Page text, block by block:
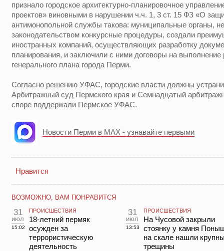
признало городское архитектурно-планировочное
проектов» виновными в нарушении ч.ч. 1, 3 ст. 15 ФЗ «О
антимонопольной службы такова: муниципальные органы,
законодательством конкурсные процедуры, создали
иностранных компаний, осуществляющих разработку
планирования, и заключили с ними договоры на выполнение
генерального плана города Перми.
Согласно решению УФАС, городские власти должны
Арбитражный суд Пермского края и Семнадцатый
споре поддержали Пермское УФАС.
Новости Перми в MAX - узнавайте первыми
Нравится
ВОЗМОЖНО, ВАМ ПОНРАВИТСЯ
31
июл
15:02
ПРОИСШЕСТВИЯ
18-летний пермяк
осужден за
террористическую
деятельность
31
июл
13:53
ПРОИСШЕСТВИЯ
На Чусовой закрыли
стоянку у камня
на скале нашли
трещины